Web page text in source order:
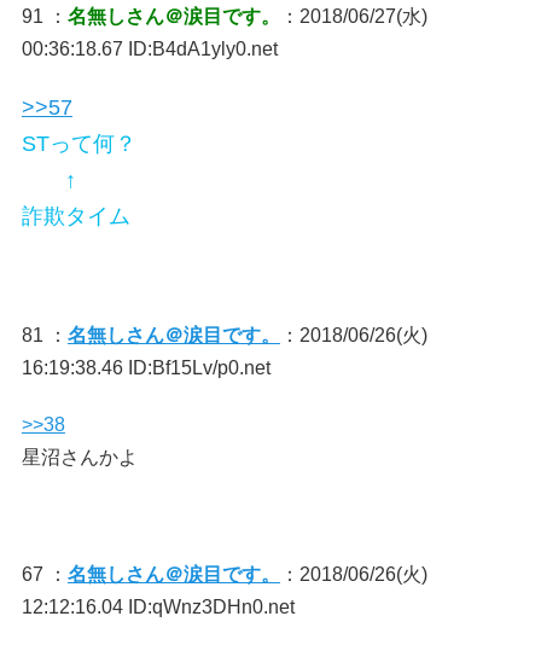
91 ： 名無しさん＠涙目です。
：2018/06/27(水)
00:36:18.67 ID:B4dA1yly0.net
>>57
STって何？
↑
詐欺タイム
81 ： 名無しさん＠涙目です。
：2018/06/26(火)
16:19:38.46 ID:Bf15Lv/p0.net
>>38
星沼さんかよ
67 ： 名無しさん＠涙目です。
：2018/06/26(火)
12:12:16.04 ID:qWnz3DHn0.net